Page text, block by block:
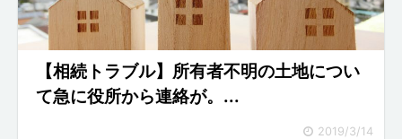
【相続トラブル】所有者不明の土地につい
て急に役所から連絡が。...
2019/3/14